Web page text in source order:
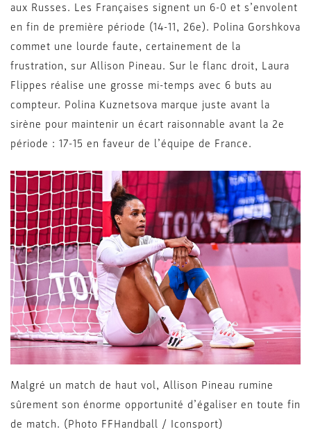
aux Russes. Les Françaises signent un 6-0 et s’envolent
en fin de première période (14-11, 26e). Polina Gorshkova
commet une lourde faute, certainement de la
frustration, sur Allison Pineau. Sur le flanc droit, Laura
Flippes réalise une grosse mi-temps avec 6 buts au
compteur. Polina Kuznetsova marque juste avant la
sirène pour maintenir un écart raisonnable avant la 2e
période : 17-15 en faveur de l’équipe de France.
Malgré un match de haut vol, Allison Pineau rumine
sûrement son énorme opportunité d’égaliser en toute fin
de match. (Photo FFHandball / Iconsport)